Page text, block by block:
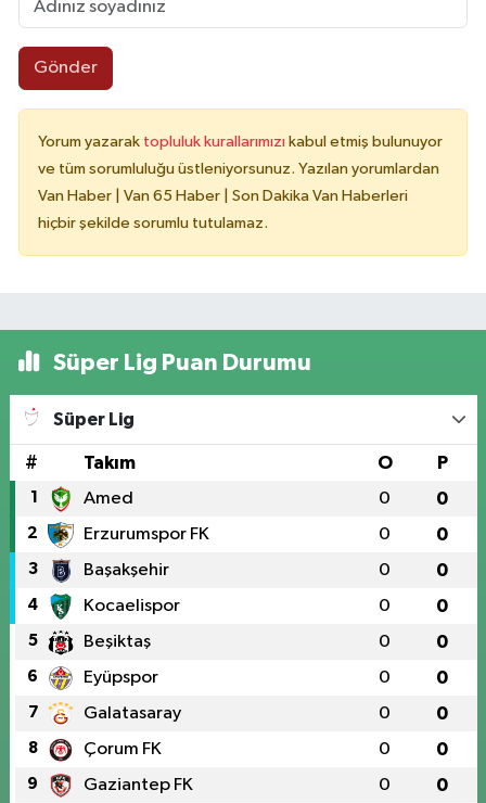
Gönder
Yorum yazarak topluluk kurallarımızı kabul etmiş bulunuyor
ve tüm sorumluluğu üstleniyorsunuz. Yazılan yorumlardan
Van Haber | Van 65 Haber | Son Dakika Van Haberleri
hiçbir şekilde sorumlu tutulamaz.
Süper Lig Puan Durumu
Süper Lig
# Takım O P
1 Amed 0 0
2 Erzurumspor FK 0 0
3 Başakşehir 0 0
4 Kocaelispor 0 0
5 Beşiktaş 0 0
6 Eyüpspor 0 0
7 Galatasaray 0 0
8 Çorum FK 0 0
9 Gaziantep FK 0 0